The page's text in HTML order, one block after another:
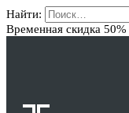
Найти:
Временная скидка 50%